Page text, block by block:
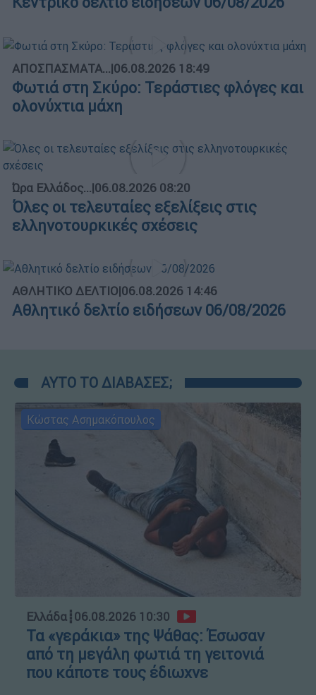
ΑΠΟΣΠΑΣΜΑΤΑ...|06.08.2026 18:49
Φωτιά στη Σκύρο: Τεράστιες φλόγες και
ολονύχτια μάχη
Ώρα Ελλάδος...|06.08.2026 08:20
Όλες οι τελευταίες εξελίξεις στις
ελληνοτουρκικές σχέσεις
ΑΘΛΗΤΙΚΟ ΔΕΛΤΙΟ|06.08.2026 14:46
Αθλητικό δελτίο ειδήσεων 06/08/2026
ΑΥΤΟ ΤΟ ΔΙΑΒΑΣΕΣ;
Κώστας Ασημακόπουλος
Ελλάδα┋06.08.2026 10:30
Τα «γεράκια» της Ψάθας: Έσωσαν
από τη μεγάλη φωτιά τη γειτονιά
που κάποτε τους έδιωχνε